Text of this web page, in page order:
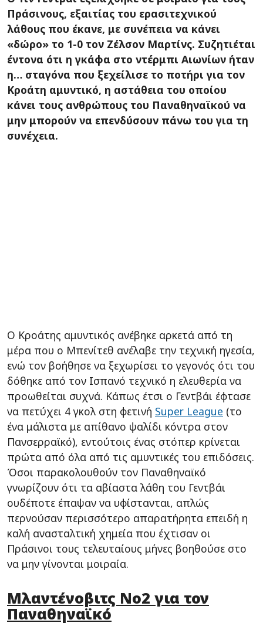
Πράσινους, εξαιτίας του ερασιτεχνικού
λάθους που έκανε, με συνέπεια να κάνει
«δώρο» το 1-0 τον Ζέλσον Μαρτίνς. Συζητιέται
έντονα ότι η γκάφα στο ντέρμπι Αιωνίων ήταν
η… σταγόνα που ξεχείλισε το ποτήρι για τον
Κροάτη αμυντικό, η αστάθεια του οποίου
κάνει τους ανθρώπους του Παναθηναϊκού να
μην μπορούν να επενδύσουν πάνω του για τη
συνέχεια.
Ο Κροάτης αμυντικός ανέβηκε αρκετά από τη
μέρα που ο Μπενίτεθ ανέλαβε την τεχνική ηγεσία,
ενώ τον βοήθησε να ξεχωρίσει το γεγονός ότι του
δόθηκε από τον Ισπανό τεχνικό η ελευθερία να
προωθείται συχνά. Κάπως έτσι ο Γεντβάι έφτασε
να πετύχει 4 γκολ στη φετινή Super League (το
ένα μάλιστα με απίθανο ψαλίδι κόντρα στον
Πανσερραϊκό), εντούτοις ένας στόπερ κρίνεται
πρώτα από όλα από τις αμυντικές του επιδόσεις.
Όσοι παρακολουθούν τον Παναθηναϊκό
γνωρίζουν ότι τα αβίαστα λάθη του Γεντβάι
ουδέποτε έπαψαν να υφίστανται, απλώς
περνούσαν περισσότερο απαρατήρητα επειδή η
καλή ανασταλτική χημεία που έχτισαν οι
Πράσινοι τους τελευταίους μήνες βοηθούσε στο
να μην γίνονται μοιραία.
Μλαντένοβιτς Νο2 για τον
Παναθηναϊκό